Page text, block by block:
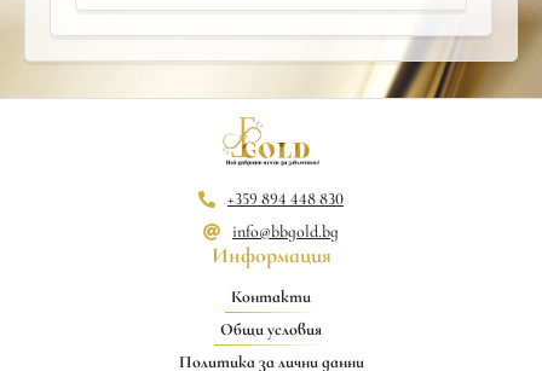
+359 894 448 830
info@bbgold.bg
Информация
Контакти
Общи условия
Политика за лични данни